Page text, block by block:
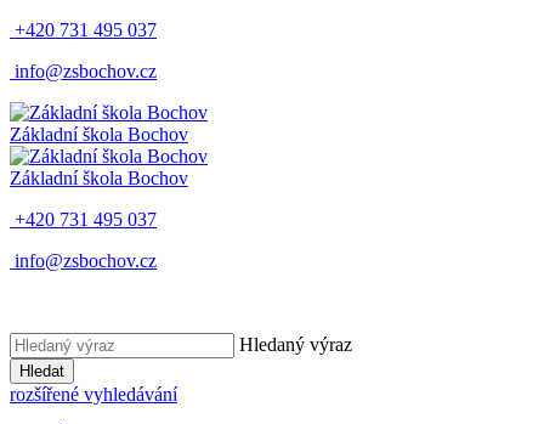
+420 731 495 037
info@zsbochov.cz
Základní škola Bochov
Základní škola Bochov
+420 731 495 037
info@zsbochov.cz
Hledaný výraz
Hledat
rozšířené vyhledávání